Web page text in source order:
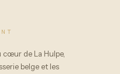
cœur de La Hulpe,
belge et les